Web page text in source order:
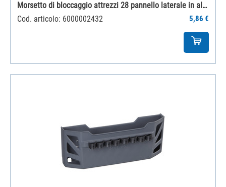
Morsetto di bloccaggio attrezzi 28 pannello laterale in alluminio
Cod. articolo: 6000002432
5,86 €